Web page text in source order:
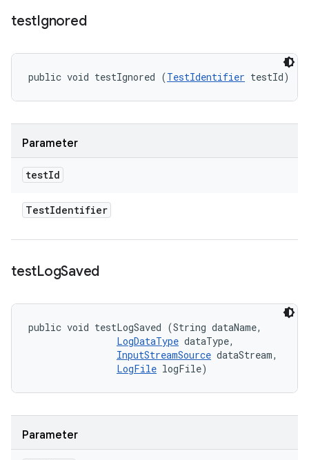
testIgnored
public void testIgnored (TestIdentifier testId)
Parameter
testId
TestIdentifier
testLogSaved
public void testLogSaved (String dataName,
LogDataType dataType,
InputStreamSource dataStream,
LogFile logFile)
Parameter